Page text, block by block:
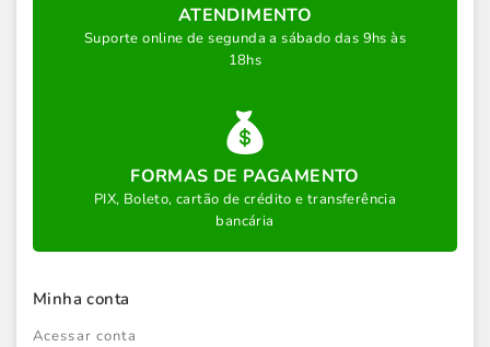
ATENDIMENTO
Suporte online de segunda a sábado das 9hs às
18hs
FORMAS DE PAGAMENTO
PIX, Boleto, cartão de crédito e transferência
bancária
Minha conta
Acessar conta